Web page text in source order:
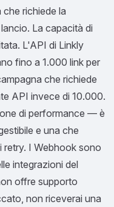
richiede la
La capacità di
L'API di Linkly
fino a 1.000 link per
che richiede
API invece di 10.000.
di performance — è
e una che
retry. I Webhook sono
integrazioni del
offre supporto
non riceverai una